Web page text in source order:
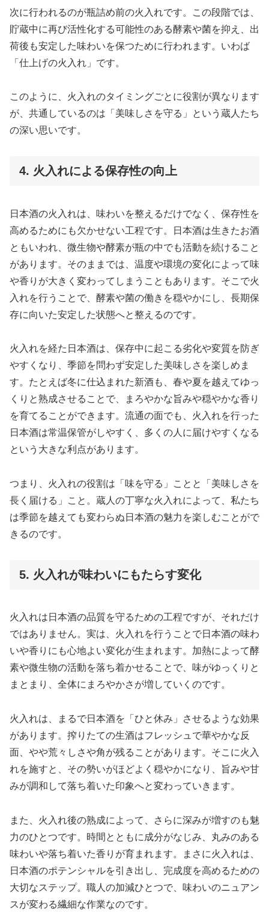
次に行われるのが瓶詰め前の火入れです。この段階では、
貯蔵中に再び活性化する可能性のある酵素や菌を抑え、出
荷後も安定した味わいを保つために行われます。いわば
「仕上げの火入れ」です。
このように、火入れのタイミングごとに役割が異なります
が、共通しているのは「美味しさを守る」という蔵人たち
の深い思いです。
4. 火入れによる保存性の向上
日本酒の火入れは、味わいを整えるだけでなく、保存性を
高めるためにも欠かせない工程です。日本酒は生きたお酒
ともいわれ、微生物や酵素が瓶の中でも活動を続けること
があります。そのままでは、温度や環境の変化によって味
や香りが大きく変わってしまうこともあります。そこで火
入れを行うことで、酵素や菌の働きを穏やかにし、長期保
存に向いた安定した状態へと整えるのです。
火入れを経た日本酒は、保存中に起こる劣化や変質を防ぎ
やすくなり、季節を問わず安定した美味しさを楽しめま
す。たとえば冬に仕込まれた新酒も、春や夏を越えてゆっ
くりと熟成させることで、まろやかな旨みや穏やかな香り
を育てることができます。流通の面でも、火入れを行った
日本酒は常温保管がしやすく、多くの人に届けやすくなる
という大きな利点があります。
つまり、火入れの役割は「味を守る」ことと「美味しさを
長く届ける」こと。蔵人の丁寧な火入れによって、私たち
は季節を越えても変わらぬ日本酒の魅力を楽しむことがで
きるのです。
5. 火入れが味わいにもたらす変化
火入れは日本酒の品質を守るための工程ですが、それだけ
ではありません。実は、火入れを行うことで日本酒の味わ
いや香りにも心地よい変化が生まれます。加熱によって酵
素や微生物の活動を落ち着かせることで、味がゆっくりと
まとまり、全体にまろやかさが増していくのです。
火入れは、まるで日本酒を「ひと休み」させるような効果
があります。搾りたての生酒はフレッシュで華やかな反
面、やや荒々しさや角が残ることがあります。そこに火入
れを施すと、その勢いがほどよく穏やかになり、旨みや甘
みが調和して落ち着いた印象へと変わっていきます。
また、火入れ後の熟成によって、さらに深みが増すのも魅
力のひとつです。時間とともに成分がなじみ、丸みのある
味わいや落ち着いた香りが育まれます。まさに火入れは、
日本酒のポテンシャルを引き出し、完成度を高めるための
大切なステップ。職人の加減ひとつで、味わいのニュアン
スが変わる繊細な作業なのです。